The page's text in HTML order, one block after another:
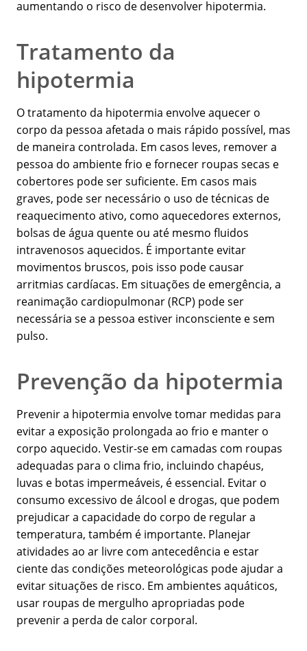
aumentando o risco de desenvolver hipotermia.
Tratamento da
hipotermia
O tratamento da hipotermia envolve aquecer o
corpo da pessoa afetada o mais rápido possível, mas
de maneira controlada. Em casos leves, remover a
pessoa do ambiente frio e fornecer roupas secas e
cobertores pode ser suficiente. Em casos mais
graves, pode ser necessário o uso de técnicas de
reaquecimento ativo, como aquecedores externos,
bolsas de água quente ou até mesmo fluidos
intravenosos aquecidos. É importante evitar
movimentos bruscos, pois isso pode causar
arritmias cardíacas. Em situações de emergência, a
reanimação cardiopulmonar (RCP) pode ser
necessária se a pessoa estiver inconsciente e sem
pulso.
Prevenção da hipotermia
Prevenir a hipotermia envolve tomar medidas para
evitar a exposição prolongada ao frio e manter o
corpo aquecido. Vestir-se em camadas com roupas
adequadas para o clima frio, incluindo chapéus,
luvas e botas impermeáveis, é essencial. Evitar o
consumo excessivo de álcool e drogas, que podem
prejudicar a capacidade do corpo de regular a
temperatura, também é importante. Planejar
atividades ao ar livre com antecedência e estar
ciente das condições meteorológicas pode ajudar a
evitar situações de risco. Em ambientes aquáticos,
usar roupas de mergulho apropriadas pode
prevenir a perda de calor corporal.